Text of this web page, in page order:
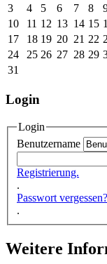
3
4 5 6 7 8
10
11 12 13 14 15
17
18 19 20 21 22
24
25 26 27 28 29
31
Login
Login
Benutzername
Registrierung.
.
Passwort vergessen?
.
Weitere